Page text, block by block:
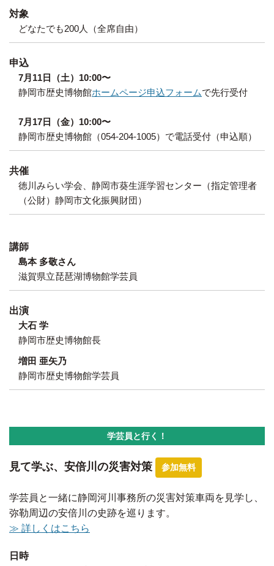
対象
どなたでも200人（全席自由）
申込
7月11日（土）10:00〜
静岡市歴史博物館ホームページ申込フォームで先行受付
7月17日（金）10:00〜
静岡市歴史博物館（054-204-1005）で電話受付（申込順）
共催
徳川みらい学会、静岡市葵生涯学習センター（指定管理者
（公財）静岡市文化振興財団）
講師
島本 多敬さん
滋賀県立琵琶湖博物館学芸員
出演
大石 学
静岡市歴史博物館長
増田 亜矢乃
静岡市歴史博物館学芸員
学芸員と行く！
見て学ぶ、安倍川の災害対策 参加無料
学芸員と一緒に静岡河川事務所の災害対策車両を見学し、
弥勒周辺の安倍川の史跡を巡ります。
≫ 詳しくはこちら
日時